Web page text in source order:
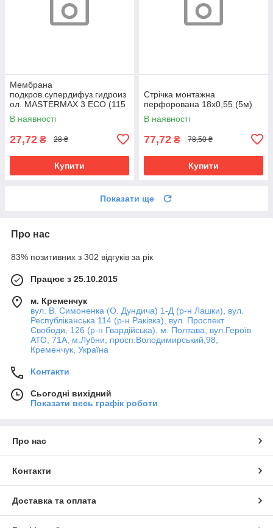
Мембрана
подкров.супердифуз.гидроиз
ол. MASTERMAX 3 ECO (115
плотн, 75м.кв.)
В наявності
27,72 ₴ 28 ₴
Купити
Cтрічка монтажна
перфорована 18х0,55 (5м)
В наявності
77,72 ₴ 78,50 ₴
Купити
Показати ще
Про нас
83% позитивних з 302 відгуків за рік
Працює з 25.10.2015
м. Кременчук
вул. В. Симоненка (О. Дундича) 1-Д (р-н Лашки), вул.
Республіканська 114 (р-н Раківка), вул. Проспект
Свободи, 126 (р-н Гвардійська), м. Полтава, вул.Героїв
АТО, 71А, м.Лубни, просп.Володимирський,98,
Кременчук, Україна
Контакти
Сьогодні вихідний
Показати весь графік роботи
Про нас
Контакти
Доставка та оплата